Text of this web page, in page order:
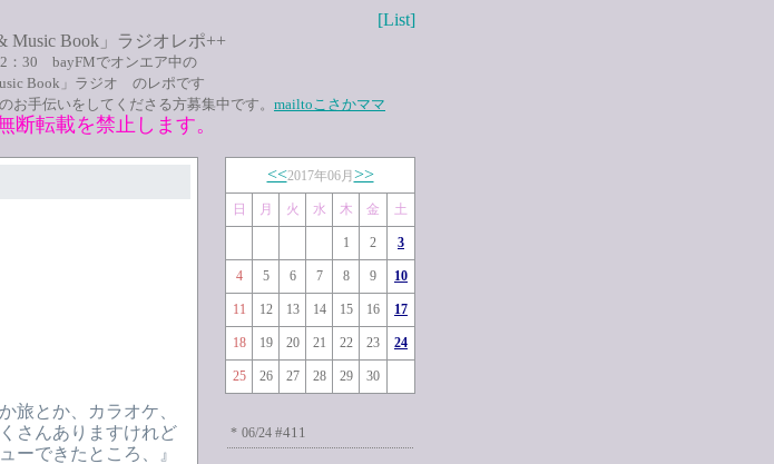
[List]
Music Book」ラジオレポ++
：30 bayFMでオンエア中の
Book」ラジオ のレポです
お手伝いをしてくださる方募集中です。 mailtoこさかママ
断転載を禁止します。
旅とか、カラオケ、
さんありますけれど
ーできたところ、』
<<2017年06月 >>
日 月 火 水 木 金 土
1 2 3
4 5 6 7 8 9 10
11 12 13 14 15 16 17
18 19 20 21 22 23 24
25 26 27 28 29 30
* 06/24 #411